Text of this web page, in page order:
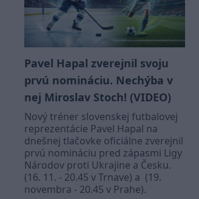
Pavel Hapal zverejnil svoju
prvú nomináciu. Nechýba v
nej Miroslav Stoch! (VIDEO)
Nový tréner slovenskej futbalovej
reprezentácie Pavel Hapal na
dnešnej tlačovke oficiálne zverejnil
prvú nomináciu pred zápasmi Ligy
Národov proti Ukrajine a Česku.
(16. 11. - 20.45 v Trnave) a (19.
novembra - 20.45 v Prahe).